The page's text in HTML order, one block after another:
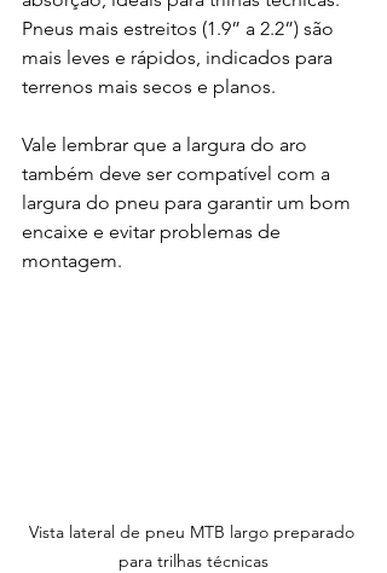
Pneus mais estreitos (1.9” a 2.2”) são
mais leves e rápidos, indicados para
terrenos mais secos e planos.
Vale lembrar que a largura do aro
também deve ser compatível com a
largura do pneu para garantir um bom
encaixe e evitar problemas de
montagem.
Vista lateral de pneu MTB largo preparado
para trilhas técnicas